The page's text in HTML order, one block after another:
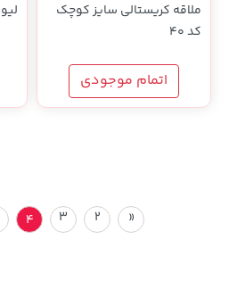
ملاقه کریستالی سایز کوچک
کد 40
اتمام موجودی
«
2
3
4